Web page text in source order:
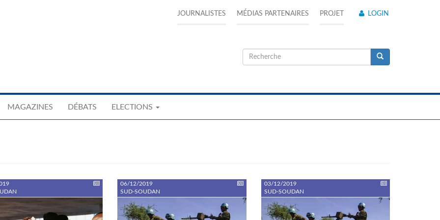
JOURNALISTES MÉDIAS PARTENAIRES PROJET LOGIN
Formulaire
recherche
MAGAZINES DÉBATS ELECTIONS
06/12/2019
SUD-SOUDAN
03/12/2019
SUD-SOUDAN